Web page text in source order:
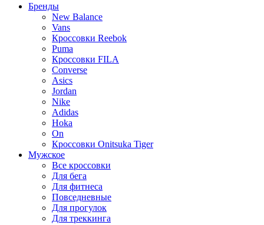
Бренды
New Balance
Vans
Кроссовки Reebok
Puma
Кроссовки FILA
Converse
Asics
Jordan
Nike
Adidas
Hoka
On
Кроссовки Onitsuka Tiger
Мужское
Все кроссовки
Для бега
Для фитнеса
Повседневные
Для прогулок
Для треккинга